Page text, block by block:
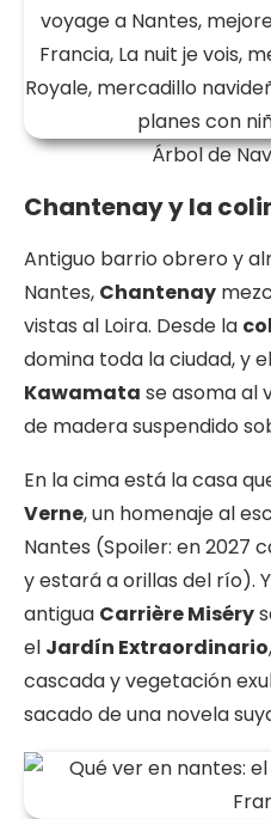
Árbol de
Chantenay y la
Antiguo barrio obrero y
Nantes, Chantenay
vistas al Loira. Desde la
domina toda la ciudad, y el
Kawamata se asoma al
de madera suspendido
En la cima está la casa
Verne, un homenaje al
Nantes (Spoiler: en 2027
y estará a orillas del río).
antigua Carrière Miséry
el Jardín Extraordinario
cascada y vegetación
sacado de una novela